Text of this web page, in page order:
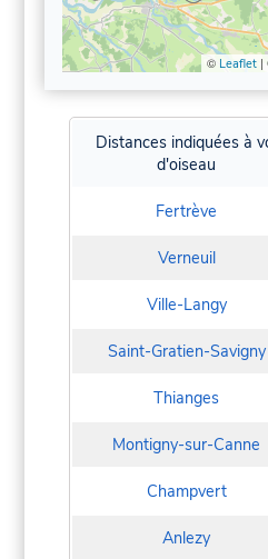
© Leaflet|
Distances indiquées à
d'oiseau
Fertrève
Verneuil
Ville-Langy
Saint-Gratien-Savigny
Thianges
Montigny-sur-Canne
Champvert
Anlezy